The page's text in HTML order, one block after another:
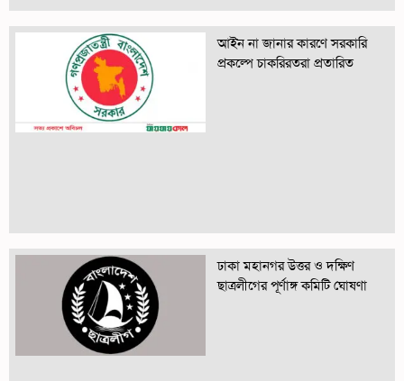
আইন না জানার কারণে সরকারি
প্রকল্পে চাকরিরতরা প্রতারিত
ঢাকা মহানগর উত্তর ও দক্ষিণ
ছাত্রলীগের পূর্ণাঙ্গ কমিটি ঘোষণা